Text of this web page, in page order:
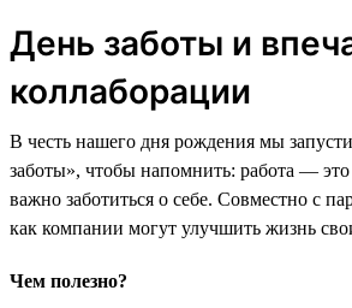
День заботы и
коллаборации
В честь нашего дня рождения мы
заботы», чтобы напомнить: работа —
важно заботиться о себе. Совместно с
как компании могут улучшить жизнь
Чем полезно?